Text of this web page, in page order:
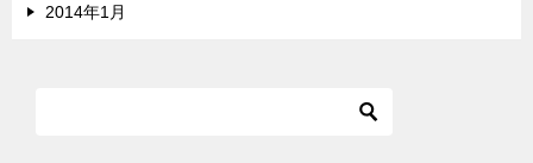
2014年1月